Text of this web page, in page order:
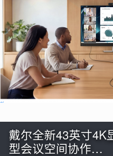
戴尔全新43英寸4K
型会议空间协作…